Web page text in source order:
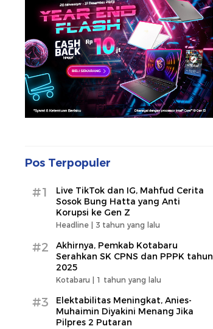
Pos Terpopuler
#1
Live TikTok dan IG, Mahfud Cerita
Sosok Bung Hatta yang Anti
Korupsi ke Gen Z
Headline | 3 tahun yang lalu
#2
Akhirnya, Pemkab Kotabaru
Serahkan SK CPNS dan PPPK tahun
2025
Kotabaru | 1 tahun yang lalu
#3
Elektabilitas Meningkat, Anies-
Muhaimin Diyakini Menang Jika
Pilpres 2 Putaran